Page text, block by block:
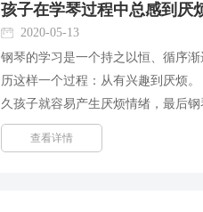
孩子在学琴过程中总感到厌
2020-05-13
钢琴的学习是一个持之以恒、循序
历这样一个过程：从有兴趣到厌烦
久孩子就容易产生厌烦情绪，最后
这时，要靠家长和老师的正确引导
刻。 钢琴上每每遇到要跨跃...
查看详情